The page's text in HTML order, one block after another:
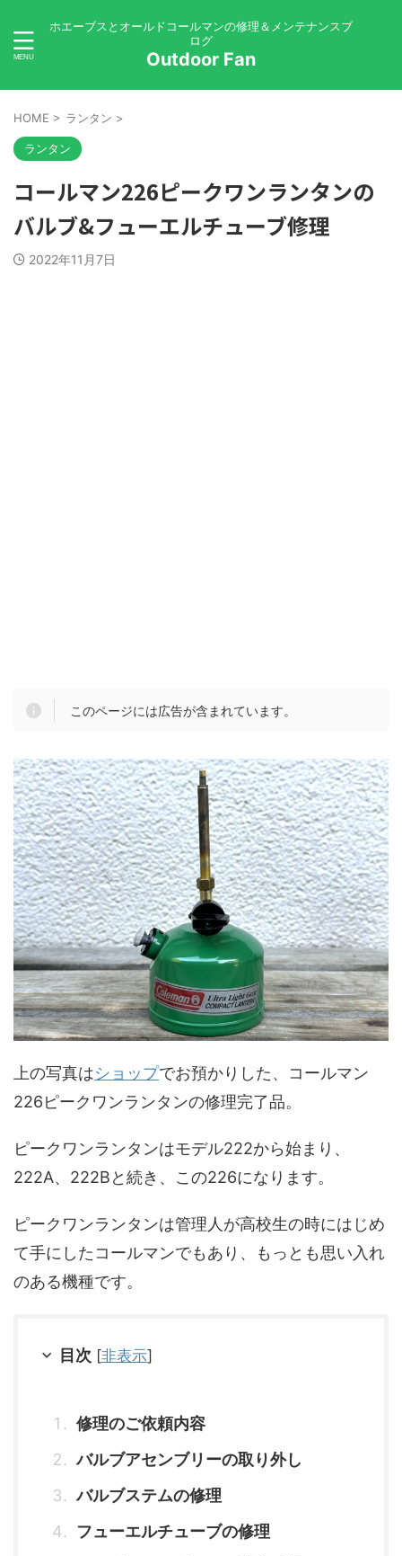
ホエーブスとオールドコールマンの修理＆メンテナンスブ
ログ
Outdoor Fan
HOME > ランタン >
ランタン
コールマン226ピークワンランタンの
バルブ&フューエルチューブ修理
2022年11月7日
このページには広告が含まれています。
上の写真はショップでお預かりした、コールマン
226ピークワンランタンの修理完了品。
ピークワンランタンはモデル222から始まり、
222A、222Bと続き、この226になります。
ピークワンランタンは管理人が高校生の時にはじめ
て手にしたコールマンでもあり、もっとも思い入れ
のある機種です。
目次 [非表示]
修理のご依頼内容
バルブアセンブリーの取り外し
バルブステムの修理
フューエルチューブの修理